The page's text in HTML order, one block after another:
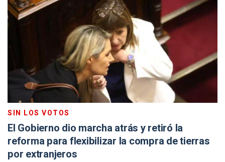
SIN LOS VOTOS
El Gobierno dio marcha atrás y retiró la
reforma para flexibilizar la compra de tierras
por extranjeros